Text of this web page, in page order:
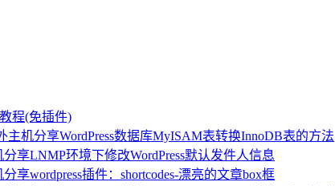
程(免插件)
WordPress数据库MyISAM表转换InnoDB表的方法
LNMP环境下修改WordPress默认发件人信息
wordpress插件：shortcodes-漂亮的文章box框